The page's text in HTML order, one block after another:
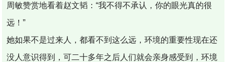
周敏赞赏地看着赵文韬：“我不得不承认，你的眼光真的很
远！”
她如果不是过来人，都看不到这么远，环境的重要性现在还
没人意识得到，可二十多年之后人们就会亲身感受到，环境